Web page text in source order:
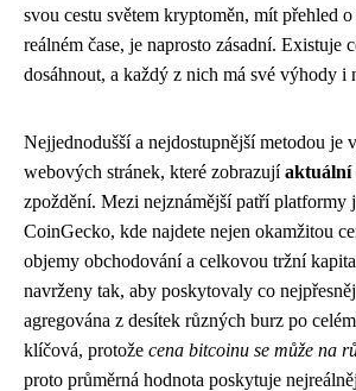
svou cestu světem kryptoměn, mít přehled
reálném čase, je naprosto zásadní. Existuje
dosáhnout, a každý z nich má své výhody i
Nejjednodušší a nejdostupnější metodou je
webových stránek, které zobrazujíaktuální
zpoždění. Mezi nejznámější patří platformy
CoinGecko, kde najdete nejen okamžitou
objemy obchodování a celkovou tržní
navrženy tak, aby poskytovaly co
agregována z desítek různých burz po
klíčová, protože cena bitcoinu se může na
proto průměrná hodnota poskytuje